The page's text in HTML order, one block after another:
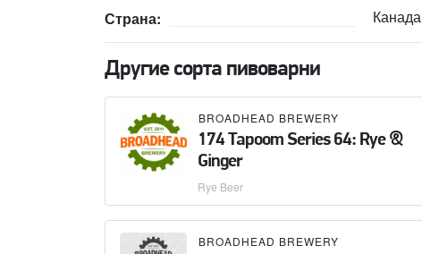
Страна: Канада
Другие сорта пивоварни
BROADHEAD BREWERY
174 Tapoom Series 64: Rye &
Ginger
Rye Beer
BROADHEAD BREWERY